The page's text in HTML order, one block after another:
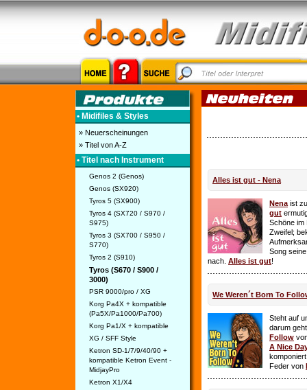
• Midifiles & Styles
» Neuerscheinungen
» Titel von A-Z
• Titel nach Instrument
Genos 2 (Genos)
Genos (SX920)
Tyros 5 (SX900)
Tyros 4 (SX720 / S970 /
S975)
Tyros 3 (SX700 / S950 /
S770)
Tyros 2 (S910)
Tyros (S670 / S900 /
3000)
PSR 9000/pro / XG
Korg Pa4X + kompatible
(Pa5X/Pa1000/Pa700)
Korg Pa1/X + kompatible
XG / SFF Style
Ketron SD-1/7/9/40/90 +
kompatible Ketron Event -
MidjayPro
Ketron X1/X4
Alles ist gut - Nena
Nena ist
gut
Schöne im
Zweifel;
Song
nach. Alles ist gut!
We Weren´t Born To
Steht auf
darum
Follow
A Nice
Feder von